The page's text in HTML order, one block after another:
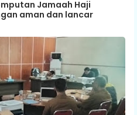
Jamaah Haji
aman dan lancar